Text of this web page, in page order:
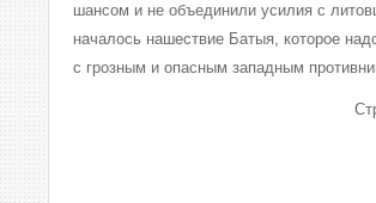
шансом и не объединили усилия с
началось нашествие Батыя, которое
с грозным и опасным западным